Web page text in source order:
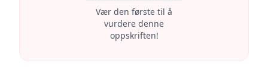
Vær den første til å
vurdere denne
oppskriften!